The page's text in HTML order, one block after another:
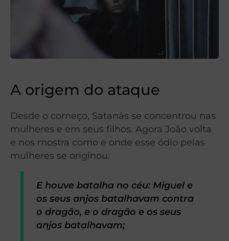
A origem do ataque
Desde o começo, Satanás se concentrou nas
mulheres e em seus filhos. Agora João volta
e nos mostra como e onde esse ódio pelas
mulheres se originou.
E houve batalha no céu: Miguel e
os seus anjos batalhavam contra
o dragão, e o dragão e os seus
anjos batalhavam;